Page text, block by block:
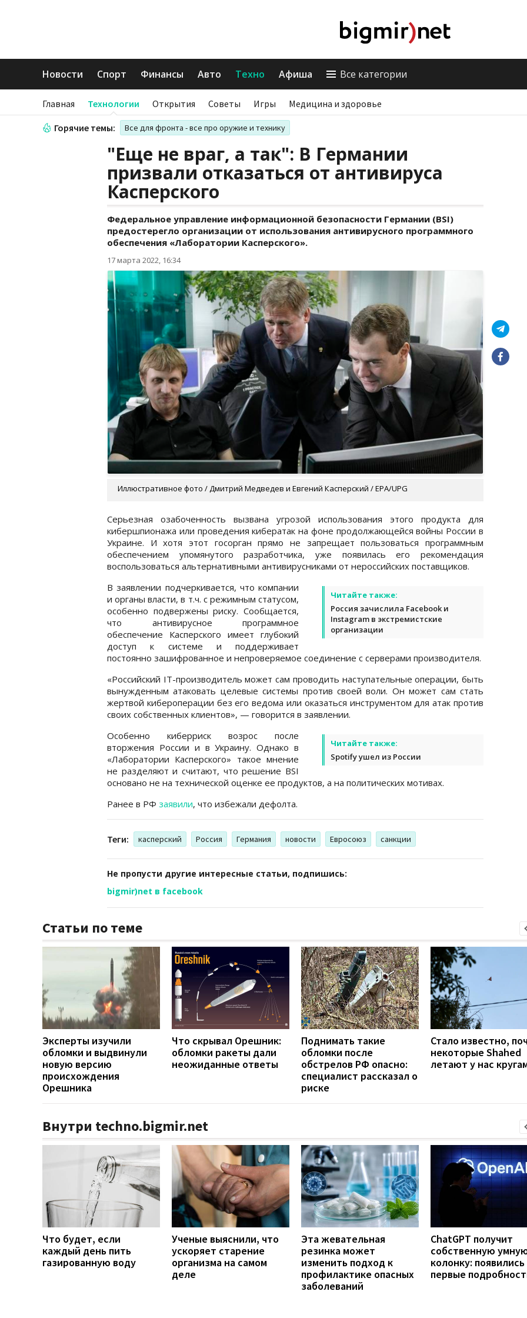
Новости Спорт Финансы Авто Техно Афиша Все категории
Главная Технологии Открытия Советы Игры Медицина и здоровье
Горячие темы: Все для фронта - все про оружие и технику
"Еще не враг, а так": В Германии
призвали отказаться от антивируса
Касперского
Федеральное управление информационной безопасности Германии (BSI)
предостерегло организации от использования антивирусного программного
обеспечения «Лаборатории Касперского».
17 марта 2022, 16:34
Иллюстративное фото / Дмитрий Медведев и Евгений Касперский / EPA/UPG
Серьезная озабоченность вызвана угрозой использования этого продукта для
кибершпионажа или проведения кибератак на фоне продолжающейся войны России в
Украине. И хотя этот госорган прямо не запрещает пользоваться программным
обеспечением упомянутого разработчика, уже появилась его рекомендация
воспользоваться альтернативными антивирусниками от нероссийских поставщиков.
Читайте также:
Россия зачислила Facebook и
Instagram в экстремистские
организации
В заявлении подчеркивается, что компании
и органы власти, в т.ч. с режимным статусом,
особенно подвержены риску. Сообщается,
что антивирусное программное
обеспечение Касперского имеет глубокий
доступ к системе и поддерживает
постоянно зашифрованное и непроверяемое соединение с серверами производителя.
«Российский IТ-производитель может сам проводить наступательные операции, быть
вынужденным атаковать целевые системы против своей воли. Он может сам стать
жертвой кибероперации без его ведома или оказаться инструментом для атак против
своих собственных клиентов», — говорится в заявлении.
Читайте также:
Spotify ушел из России
Особенно киберриск возрос после
вторжения России и в Украину. Однако в
«Лаборатории Касперского» такое мнение
не разделяют и считают, что решение BSI
основано не на технической оценке ее продуктов, а на политических мотивах.
Ранее в РФ заявили, что избежали дефолта.
Теги: касперский Россия Германия новости Евросоюз санкции
Не пропусти другие интересные статьи, подпишись:
bigmir)net в facebook
Статьи по теме
Эксперты изучили
обломки и выдвинули
новую версию
происхождения
Орешника
Что скрывал Орешник:
обломки ракеты дали
неожиданные ответы
Поднимать такие
обломки после
обстрелов РФ опасно:
специалист рассказал о
риске
Стало известно,
некоторые Shahed
летают у нас
Внутри techno.bigmir.net
Что будет, если
каждый день пить
газированную воду
Ученые выяснили, что
ускоряет старение
организма на самом
деле
Эта жевательная
резинка может
изменить подход к
профилактике опасных
заболеваний
ChatGPT получит
собственную
колонку: появились
первые